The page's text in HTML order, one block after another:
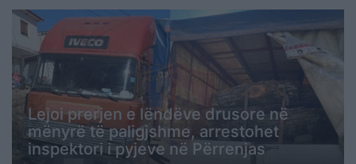
Lejoi prerjen e lëndëve drusore në
mënyrë të paligjshme, arrestohet
inspektori i pyjeve në Përrenjas